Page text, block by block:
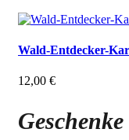
Wald-Entdecker-
12,00 €